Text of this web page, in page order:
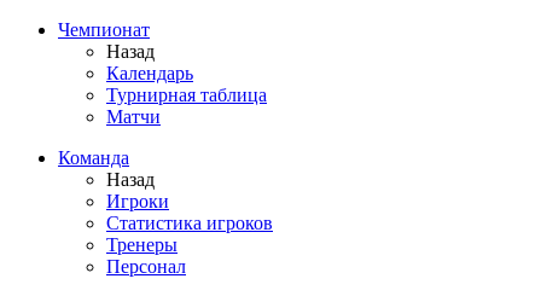
Чемпионат
Назад
Календарь
Турнирная таблица
Матчи
Команда
Назад
Игроки
Статистика игроков
Тренеры
Персонал